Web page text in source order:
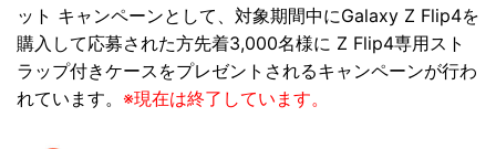
ット キャンペーンとして、対象期間中にGalaxy Z Flip4を
購入して応募された方先着3,000名様に Z Flip4専用スト
ラップ付きケースをプレゼントされるキャンペーンが行わ
れています。 ※現在は終了しています。